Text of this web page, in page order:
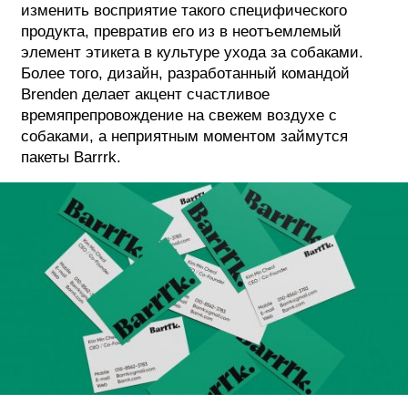
изменить восприятие такого специфического
продукта, превратив его из в неотъемлемый
элемент этикета в культуре ухода за собаками.
Более того, дизайн, разработанный командой
Brenden делает акцент счастливое
времяпрепровождение на свежем воздухе с
собаками, а неприятным моментом займутся
пакеты Barrrk.